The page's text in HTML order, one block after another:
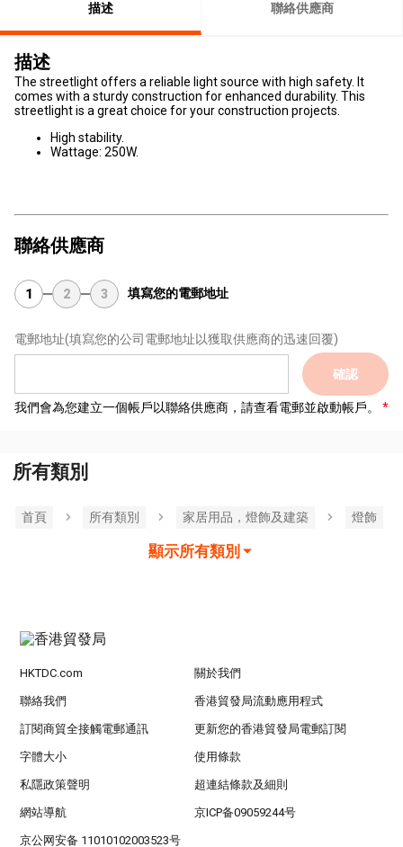
描述 聯絡供應商
描述
The streetlight offers a reliable light source with high safety. It
comes with a sturdy construction for enhanced durability. This
streetlight is a great choice for your construction projects.
High stability.
Wattage: 250W.
聯絡供應商
1 2 3 填寫您的電郵地址
電郵地址(填寫您的公司電郵地址以獲取供應商的迅速回覆)
確認
我們會為您建立一個帳戶以聯絡供應商，請查看電郵並啟動帳戶。
所有類別
首頁 所有類別 家居用品，燈飾及建築 燈飾
顯示所有類別
HKTDC.com 關於我們
聯絡我們 香港貿發局流動應用程式
訂閱商貿全接觸電郵通訊 更新您的香港貿發局電郵訂閱
字體大小 使用條款
私隱政策聲明 超連結條款及細則
網站導航 京ICP备09059244号
京公网安备 11010102003523号